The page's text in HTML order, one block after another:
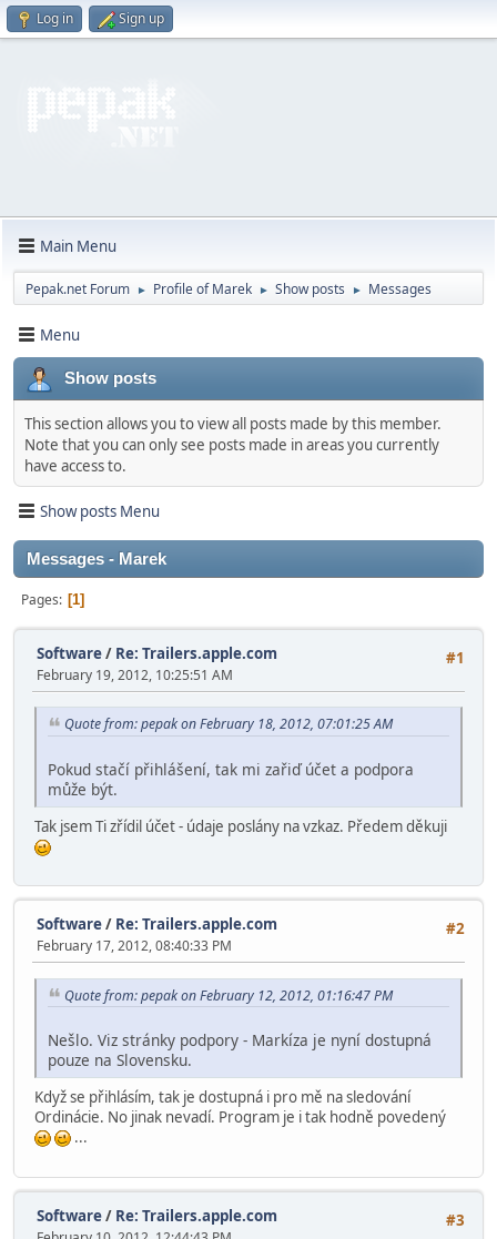
Log in Sign up
Main Menu
Pepak.net Forum ► Profile of Marek ► Show posts ► Messages
Menu
Show posts
This section allows you to view all posts made by this member.
Note that you can only see posts made in areas you currently
have access to.
Show posts Menu
Messages - Marek
Pages 1
#1
Software/ Re: Trailers.apple.com
February 19, 2012, 10:25:51 AM
Quote from: pepak on February 18, 2012, 07:01:25 AM
Pokud stačí přihlášení, tak mi zařiď účet a podpora
může být.
Tak jsem Ti zřídil účet - údaje poslány na vzkaz. Předem děkuji
#2
Software/ Re: Trailers.apple.com
February 17, 2012, 08:40:33 PM
Quote from: pepak on February 12, 2012, 01:16:47 PM
Nešlo. Viz stránky podpory - Markíza je nyní dostupná
pouze na Slovensku.
Když se přihlásím, tak je dostupná i pro mě na sledování
Ordinácie. No jinak nevadí. Program je i tak hodně povedený
...
#3
Software/ Re: Trailers.apple.com